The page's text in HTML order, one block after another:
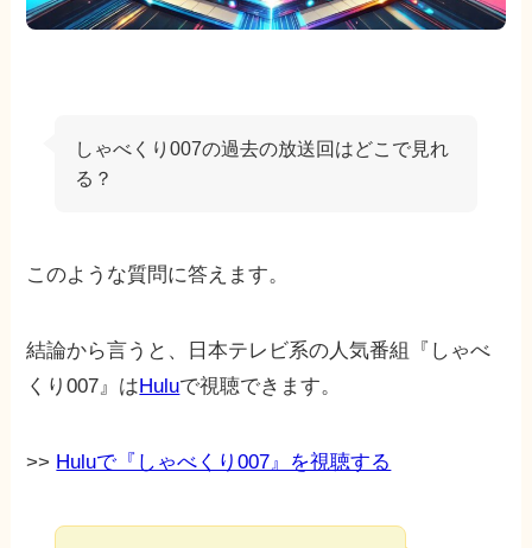
しゃべくり007の過去の放送回はどこで見れ
る？
このような質問に答えます。
結論から言うと、日本テレビ系の人気番組『しゃべ
くり007』はHuluで視聴できます。
>> Huluで『しゃべくり007』を視聴する